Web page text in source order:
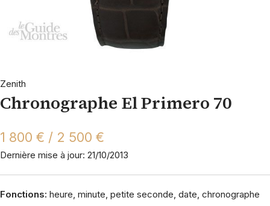
Zenith
Chronographe El Primero 70
1 800 € / 2 500 €
Dernière mise à jour: 21/10/2013
Fonctions: heure, minute, petite seconde, date, chronographe